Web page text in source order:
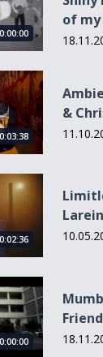
of
&amp; Chris
&
Lareine